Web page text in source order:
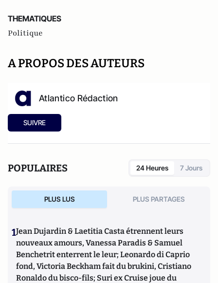
THEMATIQUES
Politique
A PROPOS DES AUTEURS
Atlantico Rédaction
SUIVRE
POPULAIRES 24 Heures 7 Jours
PLUS LUS PLUS PARTAGES
1Jean Dujardin & Laetitia Casta étrennent leurs
nouveaux amours, Vanessa Paradis & Samuel
Benchetrit enterrent le leur; Leonardo di Caprio
fond, Victoria Beckham fait du brukini, Cristiano
Ronaldo du bisco-fils; Suri ex Cruise joue du